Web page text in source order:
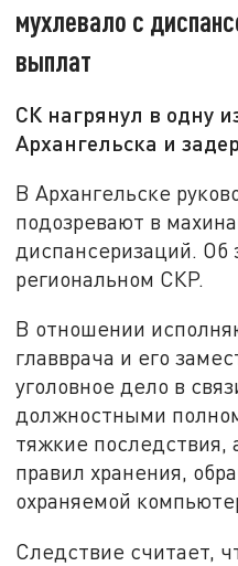
мухлевало с
выплат
СК нагрянул в одну
Архангельска и
В Архангельске
подозревают в
диспансеризаций. Об
региональном СКР.
В отношении
главврача и его
уголовное дело в
должностными
тяжкие последствия,
правил хранения,
охраняемой
Следствие считает,